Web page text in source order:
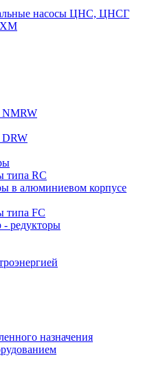
насосы ЦНС, ЦНСГ
ХМ
NMRW
DRW
типа RC
в алюминиевом корпусе
типа FC
- редукторы
назначения